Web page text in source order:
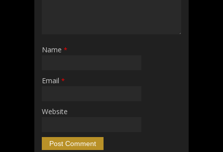
Name *
Email *
Website